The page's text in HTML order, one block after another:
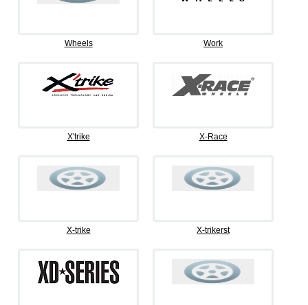
Wheels Work
X'trike X-Race
X-trike X-trikerst